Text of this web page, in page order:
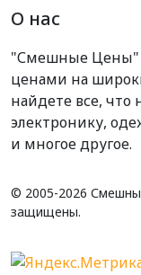
О нас
"Смешные Цены"
ценами на
найдете все,
электронику,
и многое другое.
© 2005-2026
защищены.